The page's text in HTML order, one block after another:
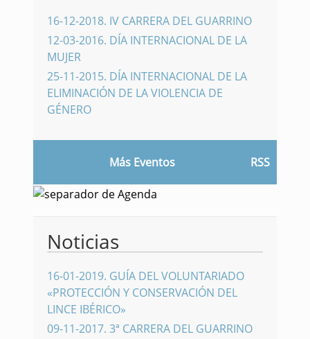
16-12-2018. IV CARRERA DEL GUARRINO
12-03-2016. DÍA INTERNACIONAL DE LA
MUJER
25-11-2015. DÍA INTERNACIONAL DE LA
ELIMINACIÓN DE LA VIOLENCIA DE
GÉNERO
Más Eventos RSS
Noticias
16-01-2019. GUÍA DEL VOLUNTARIADO
«PROTECCIÓN Y CONSERVACIÓN DEL
LINCE IBÉRICO»
09-11-2017. 3ª CARRERA DEL GUARRINO